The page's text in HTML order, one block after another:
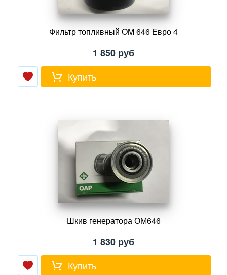
Фильтр топливный OM 646 Евро 4
1 850 руб
Купить
Шкив генератора ОМ646
1 830 руб
Купить